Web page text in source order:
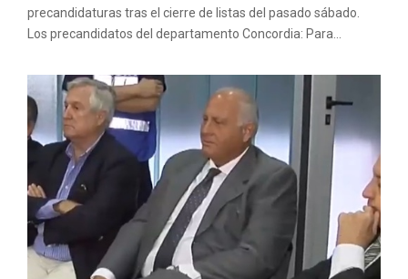
precandidaturas tras el cierre de listas del pasado sábado.
Los precandidatos del departamento Concordia: Para...